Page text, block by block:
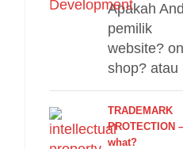
Apakah
pemilik
website?
shop? atau
TRADEMARK
PROTECTION
what?